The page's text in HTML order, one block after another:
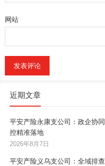
网站
近期文章
平安产险永康支公司：政企协
控精准落地
2026年8月7日
平安产险义乌支公司：全域排